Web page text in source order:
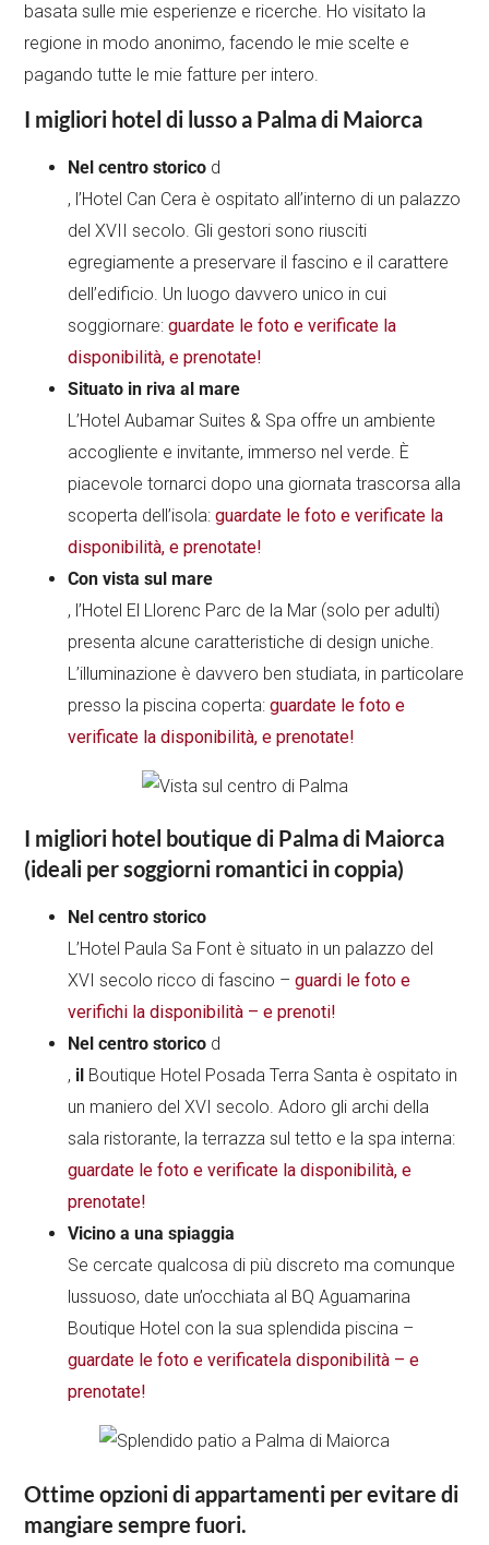
basata sulle mie esperienze e ricerche. Ho visitato la
regione in modo anonimo, facendo le mie scelte e
pagando tutte le mie fatture per intero.
I migliori hotel di lusso a Palma di Maiorca
Nel centro storico d
, l’Hotel Can Cera è ospitato all’interno di un palazzo
del XVII secolo. Gli gestori sono riusciti
egregiamente a preservare il fascino e il carattere
dell’edificio. Un luogo davvero unico in cui
soggiornare:guardate le foto e verificate la
disponibilità, e prenotate!
Situato in riva al mare
L’Hotel Aubamar Suites & Spa offre un ambiente
accogliente e invitante, immerso nel verde. È
piacevole tornarci dopo una giornata trascorsa alla
scoperta dell’isola:guardate le foto e verificate la
disponibilità, e prenotate!
Con vista sul mare
, l’Hotel El Llorenc Parc de la Mar (solo per adulti)
presenta alcune caratteristiche di design uniche.
L’illuminazione è davvero ben studiata, in particolare
presso la piscina coperta:guardate le foto e
verificate la disponibilità, e prenotate!
I migliori hotel boutique di Palma di Maiorca
(ideali per soggiorni romantici in coppia)
Nel centro storico
L’Hotel Paula Sa Font è situato in un palazzo del
XVI secolo ricco di fascino –guardi le foto e
verifichi la disponibilità – e prenoti!
Nel centro storico d
, il Boutique Hotel Posada Terra Santa è ospitato in
un maniero del XVI secolo. Adoro gli archi della
sala ristorante, la terrazza sul tetto e la spa interna:
guardate le foto e verificate la disponibilità, e
prenotate!
Vicino a una spiaggia
Se cercate qualcosa di più discreto ma comunque
lussuoso, date un’occhiata al BQ Aguamarina
Boutique Hotel con la sua splendida piscina –
guardate le foto e verificate la disponibilità – e
prenotate!
Ottime opzioni di appartamenti per evitare di
mangiare sempre fuori.